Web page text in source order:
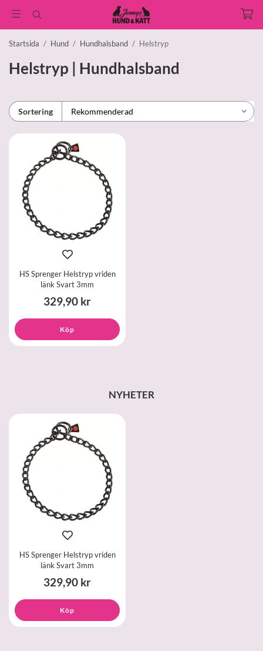
Startsida / Hund / Hundhalsband / Helstryp
Helstryp | Hundhalsband
Sortering
HS Sprenger Helstryp vriden
länk Svart 3mm
329,90 kr
Köp
NYHETER
HS Sprenger Helstryp vriden
länk Svart 3mm
329,90 kr
Köp